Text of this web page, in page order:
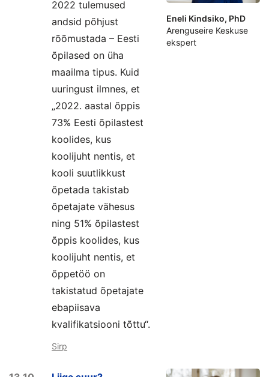
2022 tulemused
andsid põhjust
rõõmustada – Eesti
õpilased on üha
maailma tipus. Kuid
uuringust ilmnes, et
„2022. aastal õppis
73% Eesti õpilastest
koolides, kus
koolijuht nentis, et
kooli suutlikkust
õpetada takistab
õpetajate vähesus
ning 51% õpilastest
õppis koolides, kus
koolijuht nentis, et
õppetöö on
takistatud õpetajate
ebapiisava
kvalifikatsiooni tõttu“.
Sirp
Eneli Kindsiko, PhD
Arenguseire Keskuse
ekspert